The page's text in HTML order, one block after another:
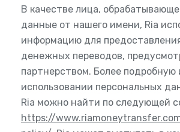
В качестве лица,
данные от нашего имени, Ria
информацию для
денежных переводов,
партнерством. Более
использовании персональных
Ria можно найти по следующей
https://